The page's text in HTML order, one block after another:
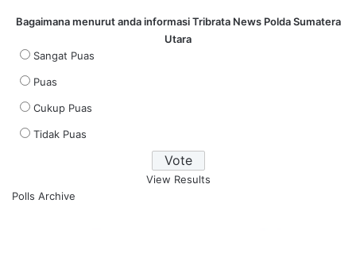
Bagaimana menurut anda informasi Tribrata News Polda Sumatera
Utara
Sangat Puas
Puas
Cukup Puas
Tidak Puas
View Results
Polls Archive